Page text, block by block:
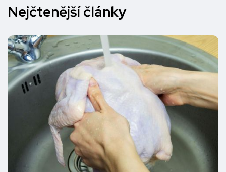
Nejčtenější články